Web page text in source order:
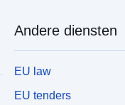
Andere diensten
EU law
EU tenders